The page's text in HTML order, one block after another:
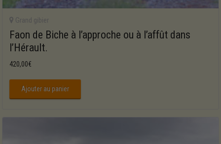
Grand gibier
Faon de Biche à l’approche ou à l’affût dans
l’Hérault.
420,00€
Ajouter au panier